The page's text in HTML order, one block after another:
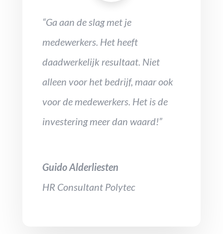
“Ga aan de slag met je
medewerkers. Het heeft
daadwerkelijk resultaat. Niet
alleen voor het bedrijf, maar ook
voor de medewerkers. Het is de
investering meer dan waard!”
Guido Alderliesten
HR Consultant Polytec